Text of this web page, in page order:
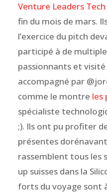
Venture Leaders Tech
fin du mois de mars.
l’exercice du pitch
participé à de
passionnants et visité
accompagné par
comme le montre les
spécialiste
;). Ils ont pu profiter
présentes
rassemblent tous les
up suisses dans la
forts du voyage sont